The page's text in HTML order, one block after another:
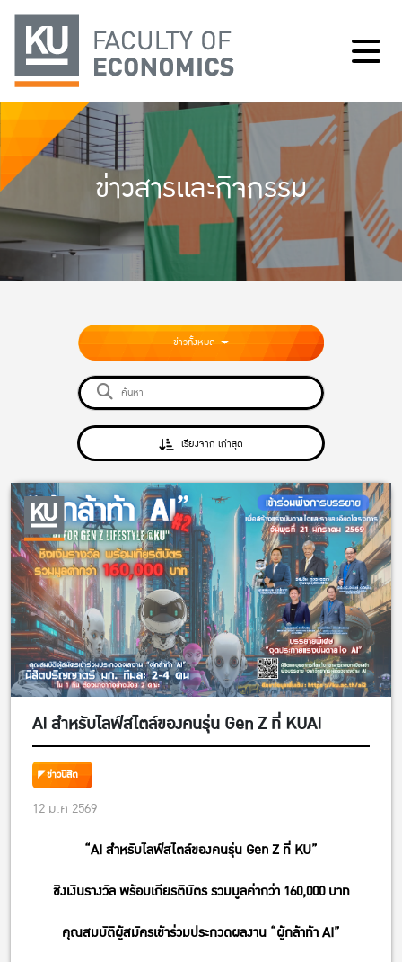
ข่าวสารและกิจกรรม
ข่าวทั้งหมด
เรียงจาก เก่าสุด
AI สำหรับไลฟ์สไตล์ของคนรุ่น Gen Z ที่ KUAI
ข่าวนิสิต
12 ม.ค 2569
“AI สำหรับไลฟ์สไตล์ของคนรุ่น Gen Z ที่ KU”
ชิงเงินรางวัล พร้อมเกียรติบัตร รวมมูลค่ากว่า 160,000 บาท
คุณสมบัติผู้สมัครเข้าร่วมประกวดผลงาน “ผู้กล้าท้า AI”